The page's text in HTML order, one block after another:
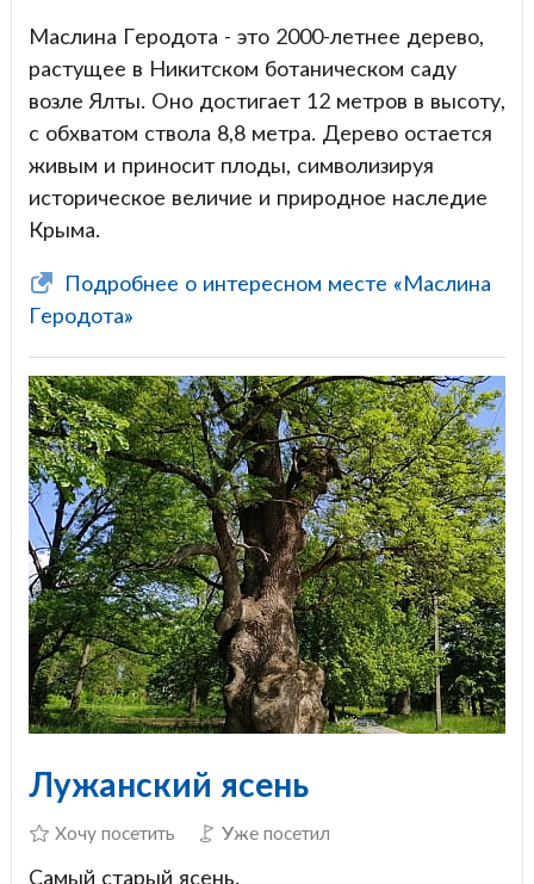
Маслина Геродота - это 2000-летнее дерево,
растущее в Никитском ботаническом саду
возле Ялты. Оно достигает 12 метров в высоту,
с обхватом ствола 8,8 метра. Дерево остается
живым и приносит плоды, символизируя
историческое величие и природное наследие
Крыма.
Подробнее о интересном месте «Маслина
Геродота»
Лужанский ясень
Хочу посетить Уже посетил
Самый старый ясень.